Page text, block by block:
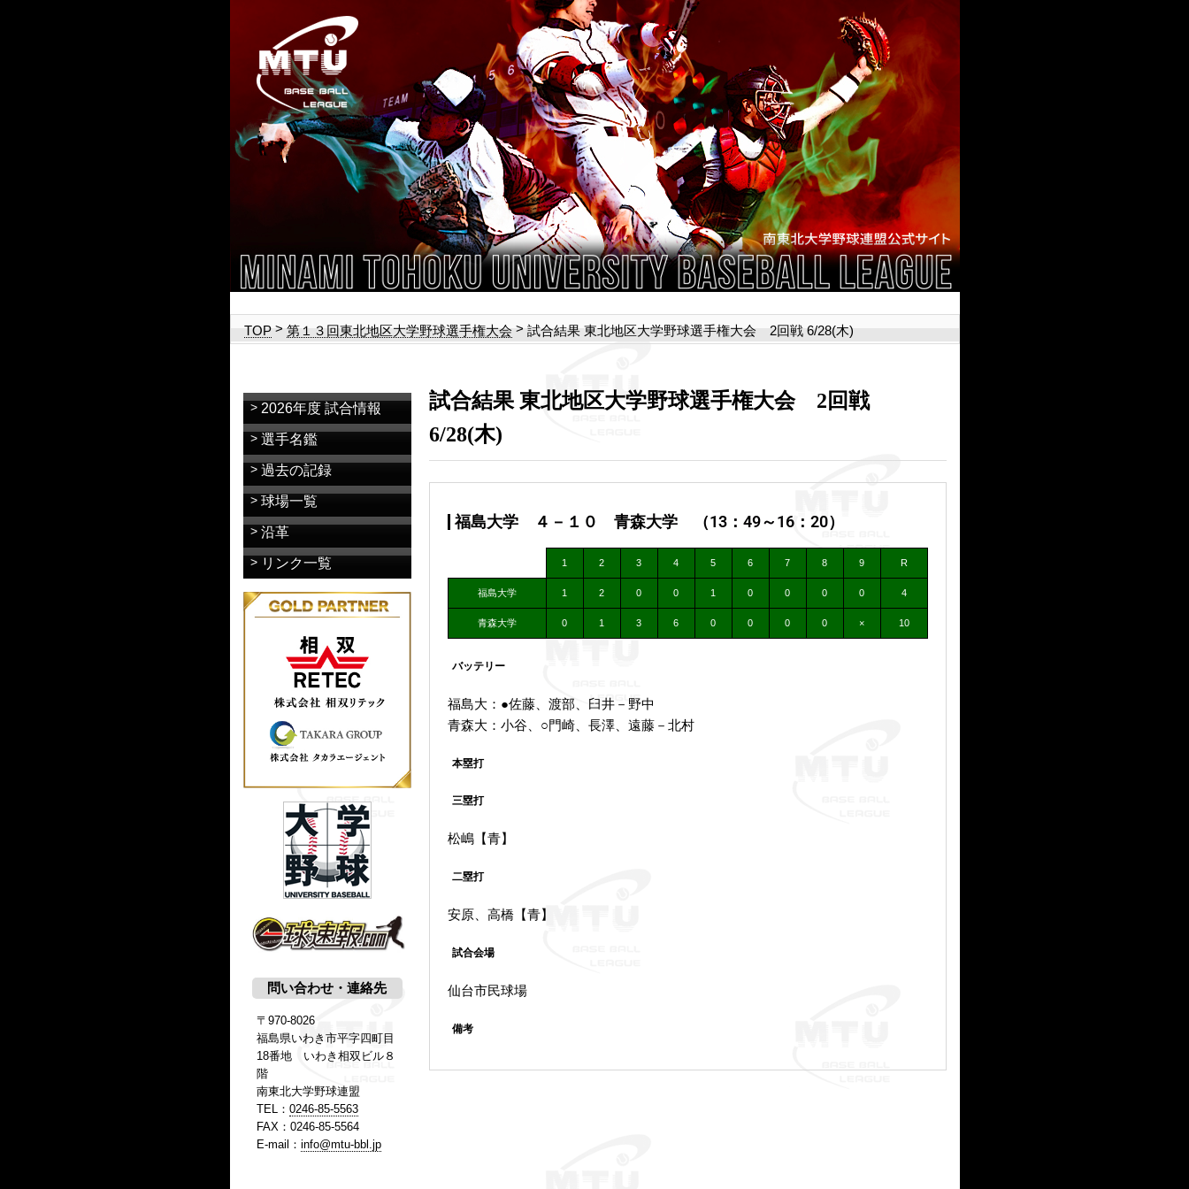
TOP> 第１３回東北地区大学野球選手権大会> 試合結果 東北地区大学野球選手権大会 2回戦 6/28(木)
試合結果 東北地区大学野球選手権大会 2回戦
6/28(木)
福島大学 ４－１０ 青森大学 （13：49～16：20）
1 2 3 4 5 6 7 8 9 R
福島大学 1 2 0 0 1 0 0 0 0 4
青森大学 0 1 3 6 0 0 0 0 × 10
バッテリー
福島大：●佐藤、渡部、臼井－野中
青森大：小谷、○門崎、長澤、遠藤－北村
本塁打
三塁打
松嶋【青】
二塁打
安原、高橋【青】
試合会場
仙台市民球場
備考
2026年度 試合情報
選手名鑑
過去の記録
球場一覧
沿革
リンク一覧
問い合わせ・連絡先
〒970-8026
福島県いわき市平字四町目
18番地 いわき相双ビル８
階
南東北大学野球連盟
TEL： 0246-85-5563
FAX：0246-85-5564
E-mail： info@mtu-bbl.jp